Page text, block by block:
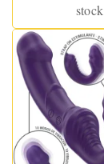
stock